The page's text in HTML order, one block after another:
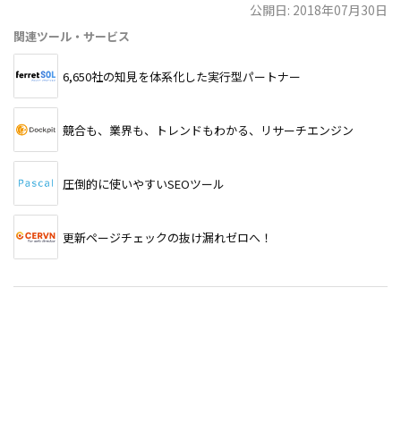
公開日: 2018年07月30日
関連ツール・サービス
6,650社の知見を体系化した実行型パートナー
競合も、業界も、トレンドもわかる、リサーチエンジン
圧倒的に使いやすいSEOツール
更新ページチェックの抜け漏れゼロへ！